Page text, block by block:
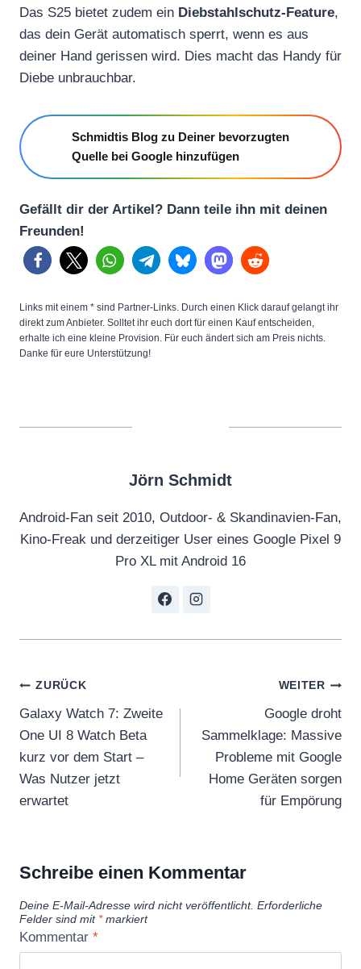
Das S25 bietet zudem ein Diebstahlschutz-Feature,
das dein Gerät automatisch sperrt, wenn es aus
deiner Hand gerissen wird. Dies macht das Handy für
Diebe unbrauchbar.
Schmidtis Blog zu Deiner bevorzugten
Quelle bei Google hinzufügen
Gefällt dir der Artikel? Dann teile ihn mit deinen
Freunden!
Links mit einem * sind Partner-Links. Durch einen Klick darauf gelangt ihr
direkt zum Anbieter. Solltet ihr euch dort für einen Kauf entscheiden,
erhalte ich eine kleine Provision. Für euch ändert sich am Preis nichts.
Danke für eure Unterstützung!
Jörn Schmidt
Android-Fan seit 2010, Outdoor- & Skandinavien-Fan,
Kino-Freak und derzeitiger User eines Google Pixel 9
Pro XL mit Android 16
Beitragsnavigation
ZURÜCK
Galaxy Watch 7: Zweite
One UI 8 Watch Beta
kurz vor dem Start –
Was Nutzer jetzt
erwartet
WEITER
Google droht
Sammelklage: Massive
Probleme mit Google
Home Geräten sorgen
für Empörung
Schreibe einen Kommentar
Deine E-Mail-Adresse wird nicht veröffentlicht. Erforderliche
Felder sind mit *markiert
Kommentar *